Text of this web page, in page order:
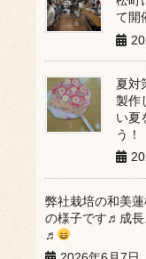
て開
夏対
製作
い夏
う！
弊社栽培の和美
の様子です♬成長
♬